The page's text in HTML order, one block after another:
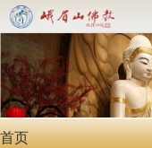
首页